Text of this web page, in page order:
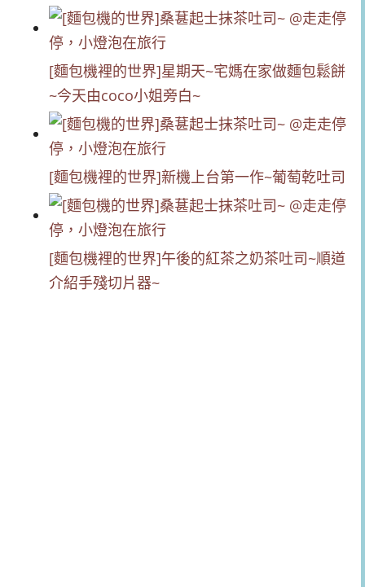
[麵包機裡的世界]星期天~宅媽在家做麵包鬆餅
~今天由coco小姐旁白~
[麵包機裡的世界]新機上台第一作~葡萄乾吐司
[麵包機裡的世界]午後的紅茶之奶茶吐司~順道
介紹手殘切片器~